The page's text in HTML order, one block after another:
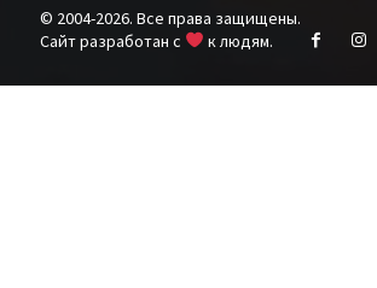
© 2004-2026. Все права защищены.
Cайт разработан с
к людям.